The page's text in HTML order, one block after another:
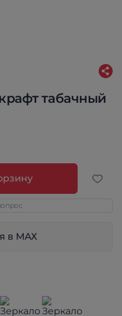
табачный
в МАХ